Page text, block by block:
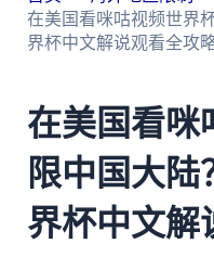
在美国看咪咕视频世界
界杯中文解说观看全攻
在美国看咪
限中国大
界杯中文解